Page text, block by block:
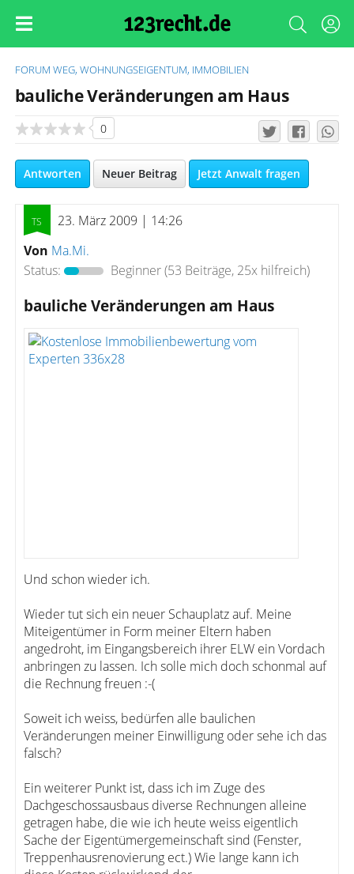
FORUM WEG, WOHNUNGSEIGENTUM, IMMOBILIEN
bauliche Veränderungen am Haus
0
Antworten Neuer Beitrag Jetzt Anwalt fragen
23. März 2009 | 14:26
Von Ma.Mi.
Status:
Beginner(53 Beiträge, 25x hilfreich)
bauliche Veränderungen am Haus
Und schon wieder ich.
Wieder tut sich ein neuer Schauplatz auf. Meine
Miteigentümer in Form meiner Eltern haben
angedroht, im Eingangsbereich ihrer ELW ein Vordach
anbringen zu lassen. Ich solle mich doch schonmal auf
die Rechnung freuen :-(
Soweit ich weiss, bedürfen alle baulichen
Veränderungen meiner Einwilligung oder sehe ich das
falsch?
Ein weiterer Punkt ist, dass ich im Zuge des
Dachgeschossausbaus diverse Rechnungen alleine
getragen habe, die wie ich heute weiss eigentlich
Sache der Eigentümergemeinschaft sind (Fenster,
Treppenhausrenovierung ect.) Wie lange kann ich